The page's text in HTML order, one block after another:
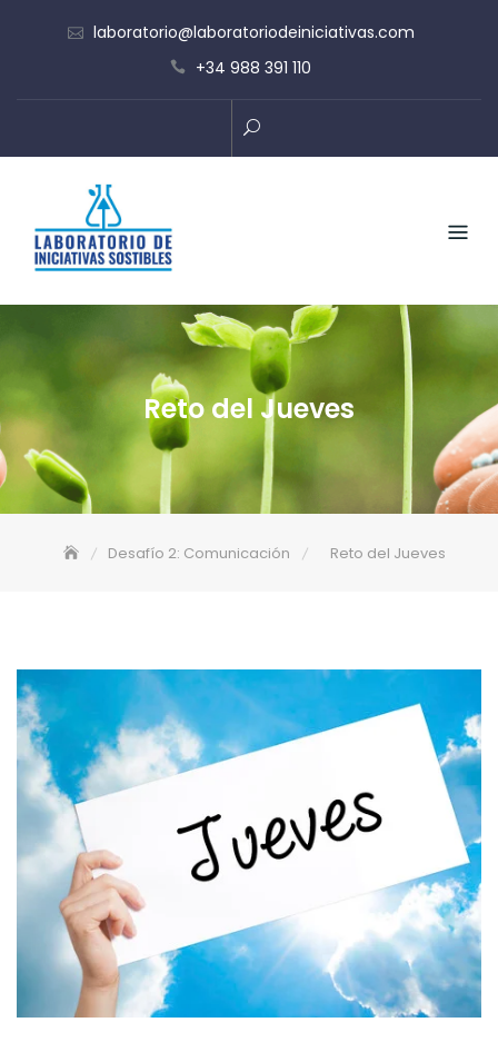
laboratorio@laboratoriodeiniciativas.com
+34 988 391 110
Reto del Jueves
Desafío 2: Comunicación Reto del Jueves